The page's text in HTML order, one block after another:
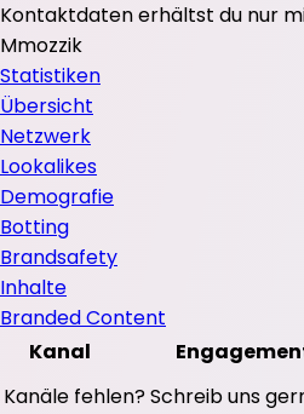
Kontaktdaten erhältst du nur
Mmozzik
Statistiken
Übersicht
Netzwerk
Lookalikes
Demografie
Botting
Brandsafety
Inhalte
Branded Content
Kanal
Kanäle fehlen? Schreib uns